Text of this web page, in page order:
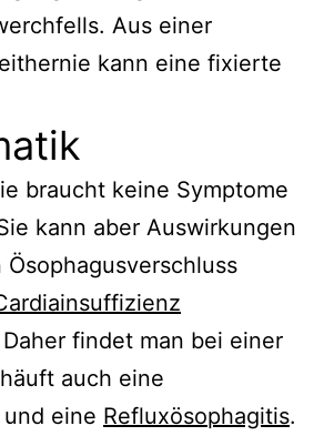
Aus einer
kann eine fixierte
braucht keine Symptome
kann aber Auswirkungen
findet man bei einer
auch eine
und eine Refluxösophagitis.